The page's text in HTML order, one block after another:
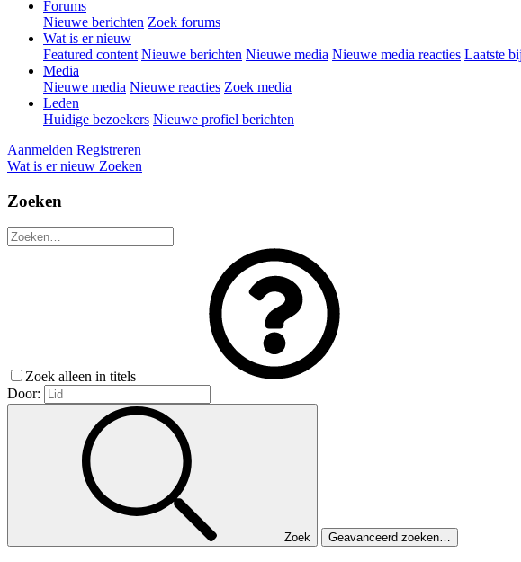
Forums
Nieuwe berichten Zoek forums
Wat is er nieuw
Featured content Nieuwe berichten Nieuwe media Nieuwe media reacties Laatste
Media
Nieuwe media Nieuwe reacties Zoek media
Leden
Huidige bezoekers Nieuwe profiel berichten
Aanmelden Registreren
Wat is er nieuw Zoeken
Zoeken
Zoek alleen in titels
Door:
Zoek Geavanceerd zoeken…